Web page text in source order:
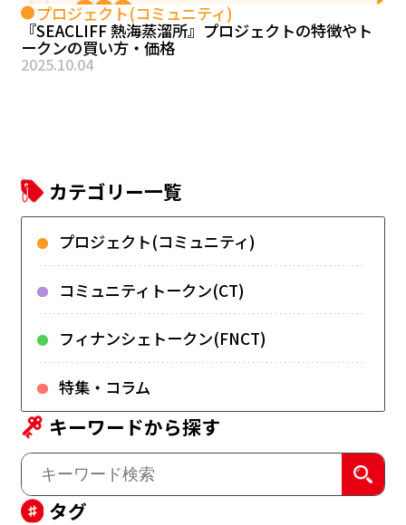
プロジェクト(コミュニティ)
『SEACLIFF 熱海蒸溜所』プロジェクトの特徴やト
ークンの買い方・価格
2025.10.04
カテゴリー一覧
プロジェクト(コミュニティ)
コミュニティトークン(CT)
フィナンシェトークン(FNCT)
特集・コラム
キーワードから探す
タグ